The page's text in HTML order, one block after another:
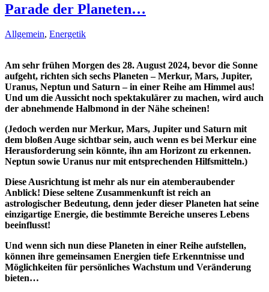
Parade der Planeten…
Allgemein, Energetik
Am sehr frühen Morgen des 28. August 2024, bevor die Sonne
aufgeht, richten sich sechs Planeten – Merkur, Mars, Jupiter,
Uranus, Neptun und Saturn – in einer Reihe am Himmel aus!
Und um die Aussicht noch spektakulärer zu machen, wird auch
der abnehmende Halbmond in der Nähe scheinen!
(Jedoch werden nur Merkur, Mars, Jupiter und Saturn mit
dem bloßen Auge sichtbar sein, auch wenn es bei Merkur eine
Herausforderung sein könnte, ihn am Horizont zu erkennen.
Neptun sowie Uranus nur mit entsprechenden Hilfsmitteln.)
Diese Ausrichtung ist mehr als nur ein atemberaubender
Anblick! Diese seltene Zusammenkunft ist reich an
astrologischer Bedeutung, denn jeder dieser Planeten hat seine
einzigartige Energie, die bestimmte Bereiche unseres Lebens
beeinflusst!
Und wenn sich nun diese Planeten in einer Reihe aufstellen,
können ihre gemeinsamen Energien tiefe Erkenntnisse und
Möglichkeiten für persönliches Wachstum und Veränderung
bieten…